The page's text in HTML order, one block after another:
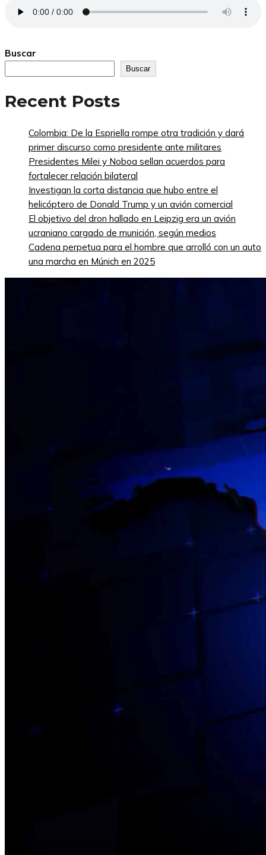
Buscar
Buscar
Recent Posts
Colombia: De la Espriella rompe otra tradición y dará
primer discurso como presidente ante militares
Presidentes Milei y Noboa sellan acuerdos para
fortalecer relación bilateral
Investigan la corta distancia que hubo entre el
helicóptero de Donald Trump y un avión comercial
El objetivo del dron hallado en Leipzig era un avión
ucraniano cargado de munición, según medios
Cadena perpetua para el hombre que arrolló con un auto
una marcha en Múnich en 2025